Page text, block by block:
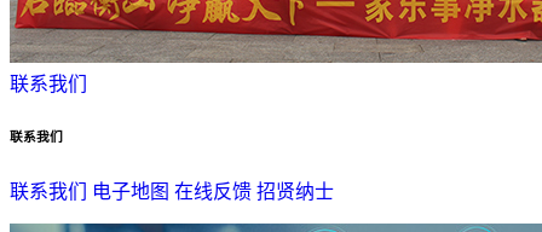
联系我们
联系我们
联系我们 电子地图 在线反馈 招贤纳士